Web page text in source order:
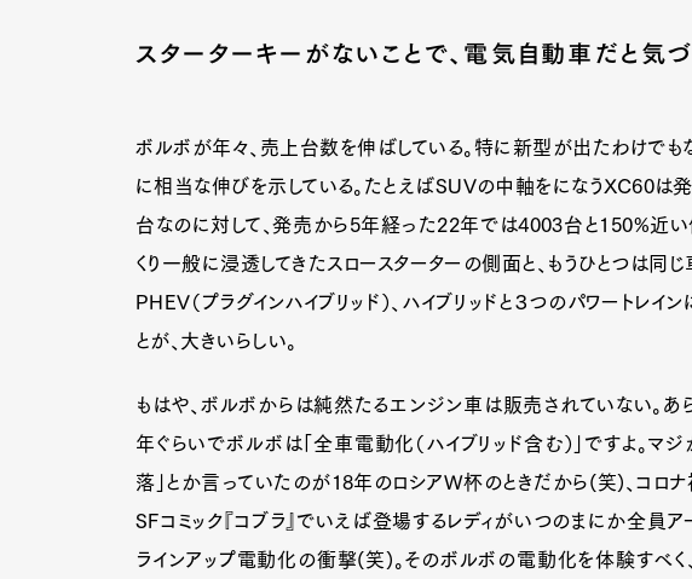
Gourmet
Pen Meet Pen
スターターキーがないことで、電気自動車だと気づ
ボルボが年々、売上台数を伸ばしている。特に新型が出たわけで
に相当な伸びを示している。たとえばSUVの中軸をになうXC60
台なのに対して、発売から5年経った22年では4003台と150%近
くり一般に浸透してきたスロースターターの側面と、もうひとつは同
PHEV（プラグインハイブリッド）、ハイブリッドと３つのパワートレイ
とが、大きいらしい。
もはや、ボルボからは純然たるエンジン車は販売されていない。あ
年ぐらいでボルボは「全車電動化（ハイブリッド含む）」ですよ
落」とか言っていたのが18年のロシアW杯のときだから(笑)、コロ
SFコミック『コブラ』でいえば登場するレディがいつのまにか全員
ラインアップ電動化の衝撃(笑)。そのボルボの電動化を体験すべ